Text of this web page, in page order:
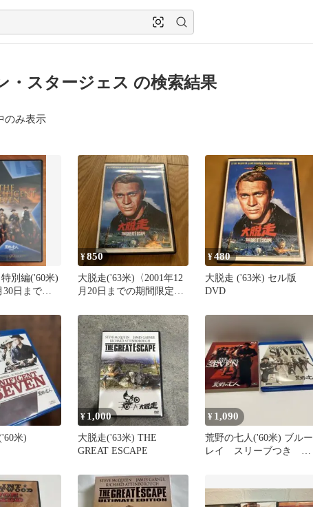
・スタージェス の検索結果
のみ表示
別編('60米)
30日までの
¥850
大脱走('63米)〈2001年12
月20日までの期間限定生
¥480
大脱走 ('63米) セル版
DVD
米)
¥ 1,000
大脱走('63米) THE
GREAT ESCAPE
¥ 1,090
荒野の七人('60米) ブルー
レイ スリーブつき ス